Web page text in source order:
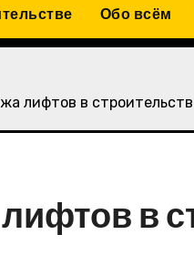
Обо всём
лифтов в
в